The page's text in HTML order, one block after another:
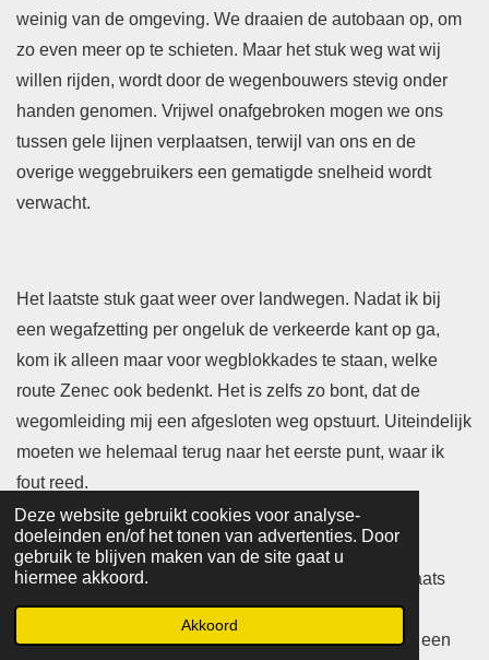
Deze website gebruikt cookies voor analyse-
doeleinden en/of het tonen van advertenties. Door
gebruik te blijven maken van de site gaat u
hiermee akkoord.
Akkoord
weinig van de omgeving. We draaien de autobaan op, om
zo even meer op te schieten. Maar het stuk weg wat wij
willen rijden, wordt door de wegenbouwers stevig onder
handen genomen. Vrijwel onafgebroken mogen we ons
tussen gele lijnen verplaatsen, terwijl van ons en de
overige weggebruikers een gematigde snelheid wordt
verwacht.
Het laatste stuk gaat weer over landwegen. Nadat ik bij
een wegafzetting per ongeluk de verkeerde kant op ga,
kom ik alleen maar voor wegblokkades te staan, welke
route Zenec ook bedenkt. Het is zelfs zo bont, dat de
wegomleiding mij een afgesloten weg opstuurt. Uiteindelijk
moeten we helemaal terug naar het eerste punt, waar ik
fout reed.
In Weilmünster is vervolgens de beoogde camperplaats
helemaal vol. Volgens Hanna zijn het vooral
langparkeerders, die deze plek bezetten. Wij vinden een